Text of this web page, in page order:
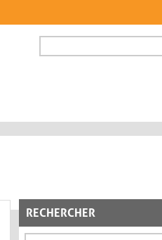
FORMULAIRE DE
RECHERCHER